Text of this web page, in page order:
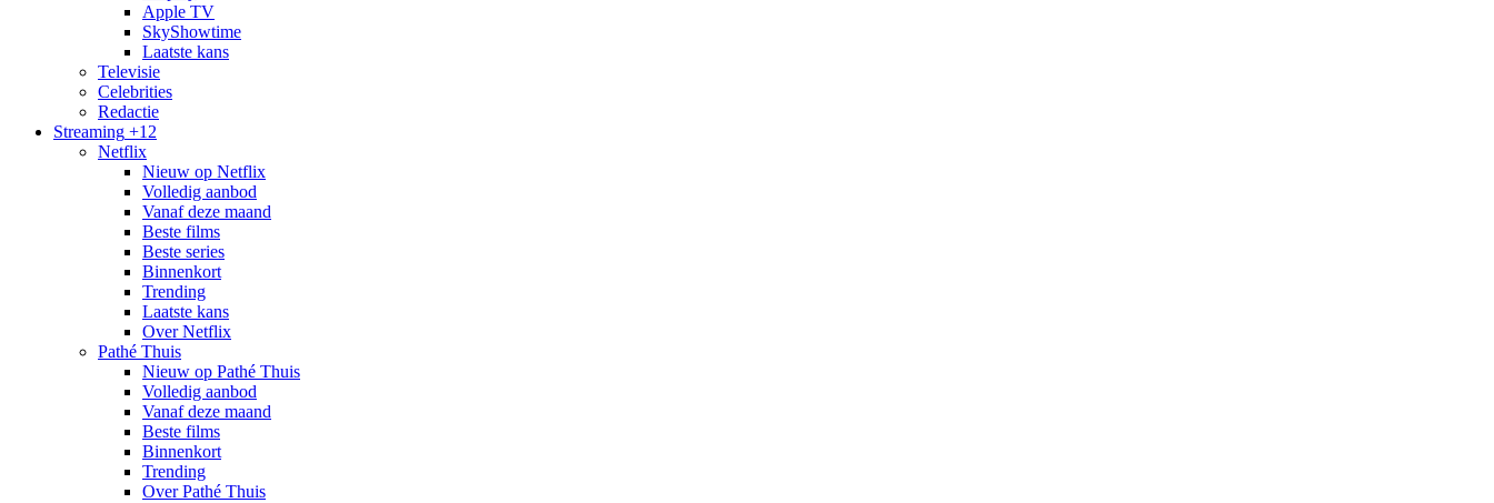
Apple TV
SkyShowtime
Laatste kans
Televisie
Celebrities
Redactie
Streaming +12
Netflix
Nieuw op Netflix
Volledig aanbod
Vanaf deze maand
Beste films
Beste series
Binnenkort
Trending
Laatste kans
Over Netflix
Pathé Thuis
Nieuw op Pathé Thuis
Volledig aanbod
Vanaf deze maand
Beste films
Binnenkort
Trending
Over Pathé Thuis